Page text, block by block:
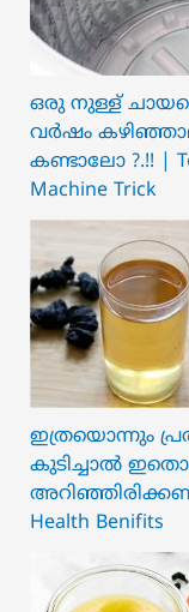
ഒരു നുള്ള്
വർഷം
കണ്ടാലോ ?.!! |
Machine Trick
ഇത്രയൊന്നും
കുടിച്ചാൽ
Health Benifits